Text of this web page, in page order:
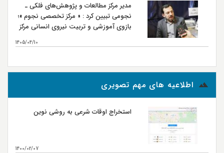
مدیر مرکز مطالعات و پژوهش‌های فلکی ـ
نجومی تبیین کرد : « مرکز تخصصی نجوم »؛
بازوی آموزشی و تربیت نیروی انسانی مرکز
1405/04/10
اطلاعیه های مهم تصویری
استخراج اوقات شرعی به روشی نوین
1400/02/07